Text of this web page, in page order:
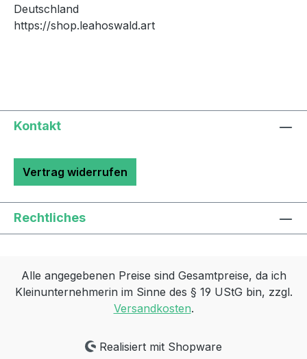
Deutschland
https://shop.leahoswald.art
Kontakt
Vertrag widerrufen
Rechtliches
Alle angegebenen Preise sind Gesamtpreise, da ich
Kleinunternehmerin im Sinne des § 19 UStG bin, zzgl.
Versandkosten.
Realisiert mit Shopware